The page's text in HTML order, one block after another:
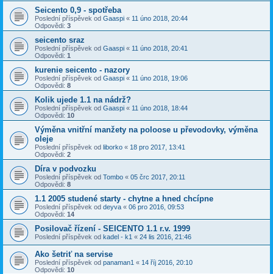
Seicento 0,9 - spotřeba
Poslední příspěvek od Gaaspi « 11 úno 2018, 20:44
Odpovědi: 3
seicento sraz
Poslední příspěvek od Gaaspi « 11 úno 2018, 20:41
Odpovědi: 1
kurenie seicento - nazory
Poslední příspěvek od Gaaspi « 11 úno 2018, 19:06
Odpovědi: 8
Kolik ujede 1.1 na nádrž?
Poslední příspěvek od Gaaspi « 11 úno 2018, 18:44
Odpovědi: 10
Výměna vnitřní manžety na poloose u převodovky, výměna
oleje
Poslední příspěvek od liborko « 18 pro 2017, 13:41
Odpovědi: 2
Díra v podvozku
Poslední příspěvek od Tombo « 05 črc 2017, 20:11
Odpovědi: 8
1.1 2005 studené starty - chytne a hned chcípne
Poslední příspěvek od deyva « 06 pro 2016, 09:53
Odpovědi: 14
Posilovač řízení - SEICENTO 1.1 r.v. 1999
Poslední příspěvek od kadel - k1 « 24 lis 2016, 21:46
Ako šetriť na servise
Poslední příspěvek od panaman1 « 14 říj 2016, 20:10
Odpovědi: 10